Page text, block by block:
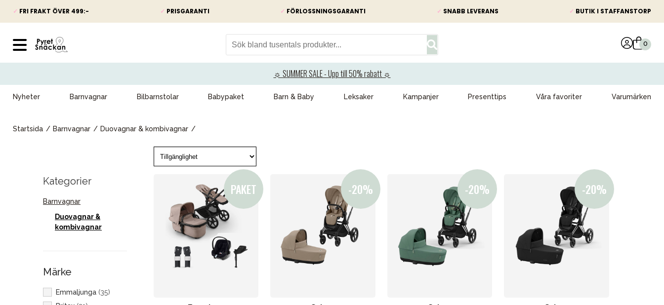
✓ FRI FRAKT ÖVER 499:- ✓ PRISGARANTI ✓ FÖRLOSSNINGSGARANTI ✓ SNABB LEVERANS ✓ BUTIK I STAFFANSTORP
☼ SUMMER SALE - Upp till 50% rabatt ☼
Nyheter Barnvagnar Bilbarnstolar Babypaket Barn & Baby Leksaker Kampanjer Presenttips Våra favoriter Varumärken
Startsida Barnvagnar Duovagnar & kombivagnar
Kategorier
Barnvagnar
Duovagnar &
kombivagnar
Märke
Emmaljunga (35)